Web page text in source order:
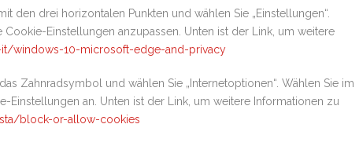
den drei horizontalen Punkten und wählen Sie „Einstellungen“.
Einstellungen anzupassen. Unten ist der Link, um weitere
windows-10-microsoft-edge-and-privacy
Zahnradsymbol und wählen Sie „Internetoptionen“. Wählen Sie im
Einstellungen an. Unten ist der Link, um weitere Informationen zu
block-or-allow-cookies